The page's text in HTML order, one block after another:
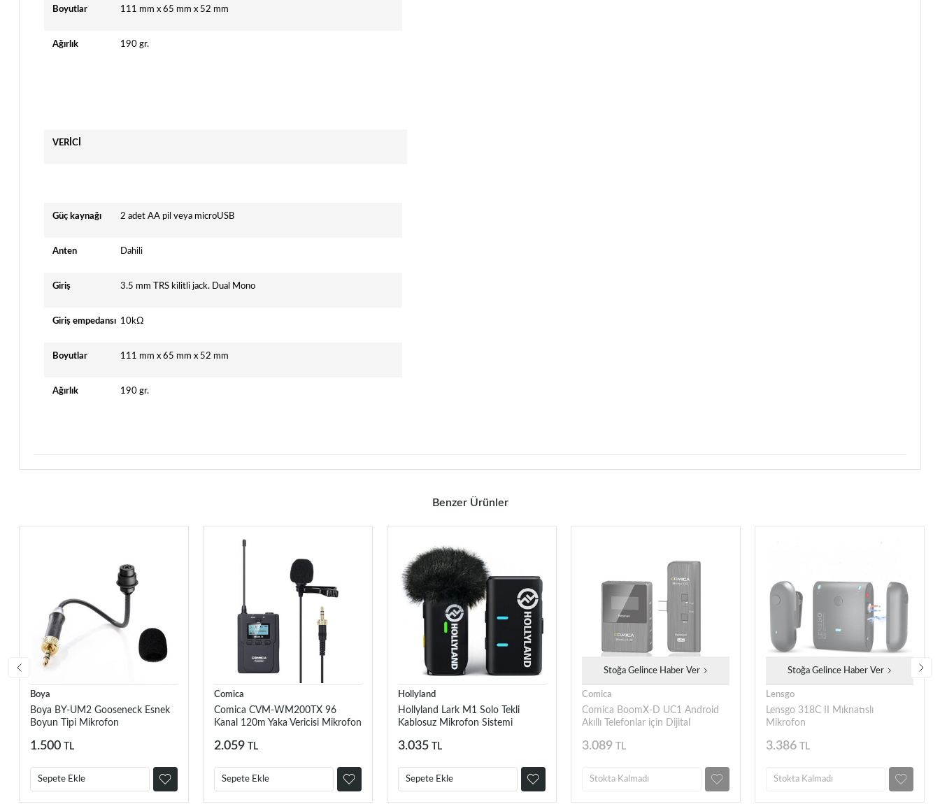
Boyutlar 111 mm x 65 mm x 52 mm
Ağırlık 190 gr.
VERİCİ
Güç kaynağı 2 adet AA pil veya microUSB
Anten Dahili
Giriş 3.5 mm TRS kilitli jack. Dual Mono
Giriş empedansı 10kΩ
Boyutlar 111 mm x 65 mm x 52 mm
Ağırlık 190 gr.
Benzer Ürünler
Boya
Boya BY-UM2 Gooseneck Esnek
Boyun Tipi Mikrofon
1.500 TL
Sepete Ekle
Comica
Comica CVM-WM200TX 96
Kanal 120m Yaka Vericisi Mikrofon
2.059 TL
Sepete Ekle
Hollyland
Hollyland Lark M1 Solo Tekli
Kablosuz Mikrofon Sistemi
3.035 TL
Sepete Ekle
Stoğa Gelince Haber Ver
Comica
Comica BoomX-D UC1 Android
Akıllı Telefonlar için Dijital
3.089 TL
Stokta Kalmadı
Stoğa Gelince Haber Ver
Lensgo
Lensgo 318C II Mıknatıslı
Mikrofon
3.386 TL
Stokta Kalmadı